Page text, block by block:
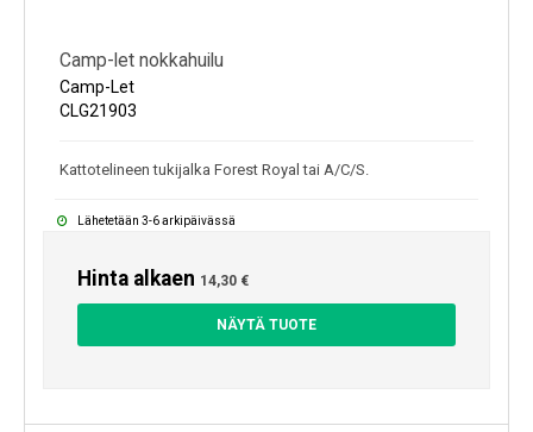
Camp-let nokkahuilu
Camp-Let
CLG21903
Kattotelineen tukijalka Forest Royal tai A/C/S.
Lähetetään 3-6 arkipäivässä
Hinta alkaen 14,30 €
NÄYTÄ TUOTE